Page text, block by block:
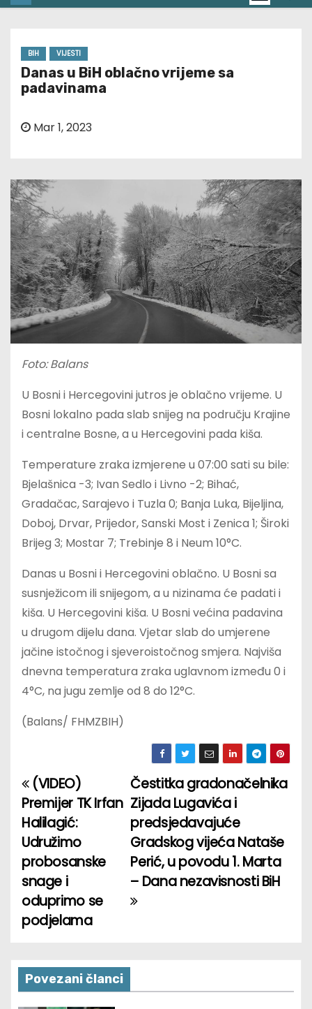
BIH VIJESTI
Danas u BiH oblačno vrijeme sa
padavinama
Mar 1, 2023
Foto: Balans
U Bosni i Hercegovini jutros je oblačno vrijeme. U
Bosni lokalno pada slab snijeg na području Krajine
i centralne Bosne, a u Hercegovini pada kiša.
Temperature zraka izmjerene u 07:00 sati su bile:
Bjelašnica -3; Ivan Sedlo i Livno -2; Bihać,
Gradačac, Sarajevo i Tuzla 0; Banja Luka, Bijeljina,
Doboj, Drvar, Prijedor, Sanski Most i Zenica 1; Široki
Brijeg 3; Mostar 7; Trebinje 8 i Neum 10°C.
Danas u Bosni i Hercegovini oblačno. U Bosni sa
susnježicom ili snijegom, a u nizinama će padati i
kiša. U Hercegovini kiša. U Bosni većina padavina
u drugom dijelu dana. Vjetar slab do umjerene
jačine istočnog i sjeveroistočnog smjera. Najviša
dnevna temperatura zraka uglavnom između 0 i
4°C, na jugu zemlje od 8 do 12°C.
(Balans/ FHMZBIH)
P
o
s
t
n
a
v
i
Čestitka gradonačelnika
Zijada Lugavića i
predsjedavajuće
Gradskog vijeća Nataše
Perić, u povodu 1. Marta
– Dana nezavisnosti BiH
(VIDEO)
Premijer TK Irfan
Halilagić:
Udružimo
probosanske
snage i
oduprimo se
podjelama
Povezani članci